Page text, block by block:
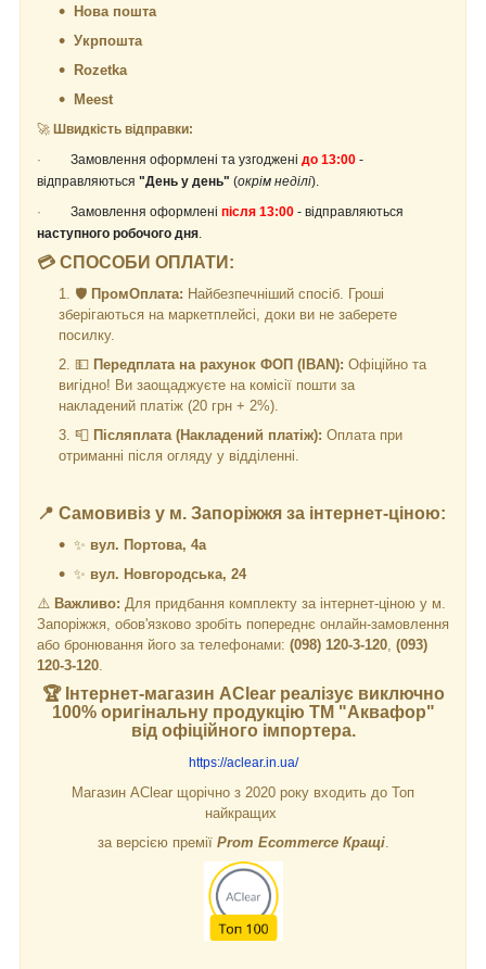
Нова пошта
Укрпошта
Rozetka
Meest
🚀 Швидкість відправки:
·
Замовлення оформлені та узгоджені до 13:00 -
відправляються "День у день" (окрім неділі).
·
Замовлення оформлені після 13:00 - відправляються
наступного робочого дня.
💳 СПОСОБИ ОПЛАТИ:
🛡️ ПромОплата: Найбезпечніший спосіб. Гроші
зберігаються на маркетплейсі, доки ви не заберете
посилку.
💵 Передплата на рахунок ФОП (IBAN): Офіційно та
вигідно! Ви заощаджуєте на комісії пошти за
накладений платіж (20 грн + 2%).
📮 Післяплата (Накладений платіж): Оплата при
отриманні після огляду у відділенні.
📍 Самовивіз у м. Запоріжжя за інтернет-ціною:
✨ вул. Портова, 4а
✨ вул. Новгородська, 24
⚠️ Важливо: Для придбання комплекту за інтернет-ціною у м.
Запоріжжя, обов'язково зробіть попереднє онлайн-замовлення
або бронювання його за телефонами: (098) 120-3-120 (093)
120-3-120
🏆 Інтернет-магазин AClearреалізує виключно
100% оригінальну продукцію ТМ "Аквафор"
від офіційного імпортера.
https://aclear.in.ua/
Магазин AClear щорічно з 2020 року входить до Топ
найкращих
за версією премії Prom Ecommerce Кращі.